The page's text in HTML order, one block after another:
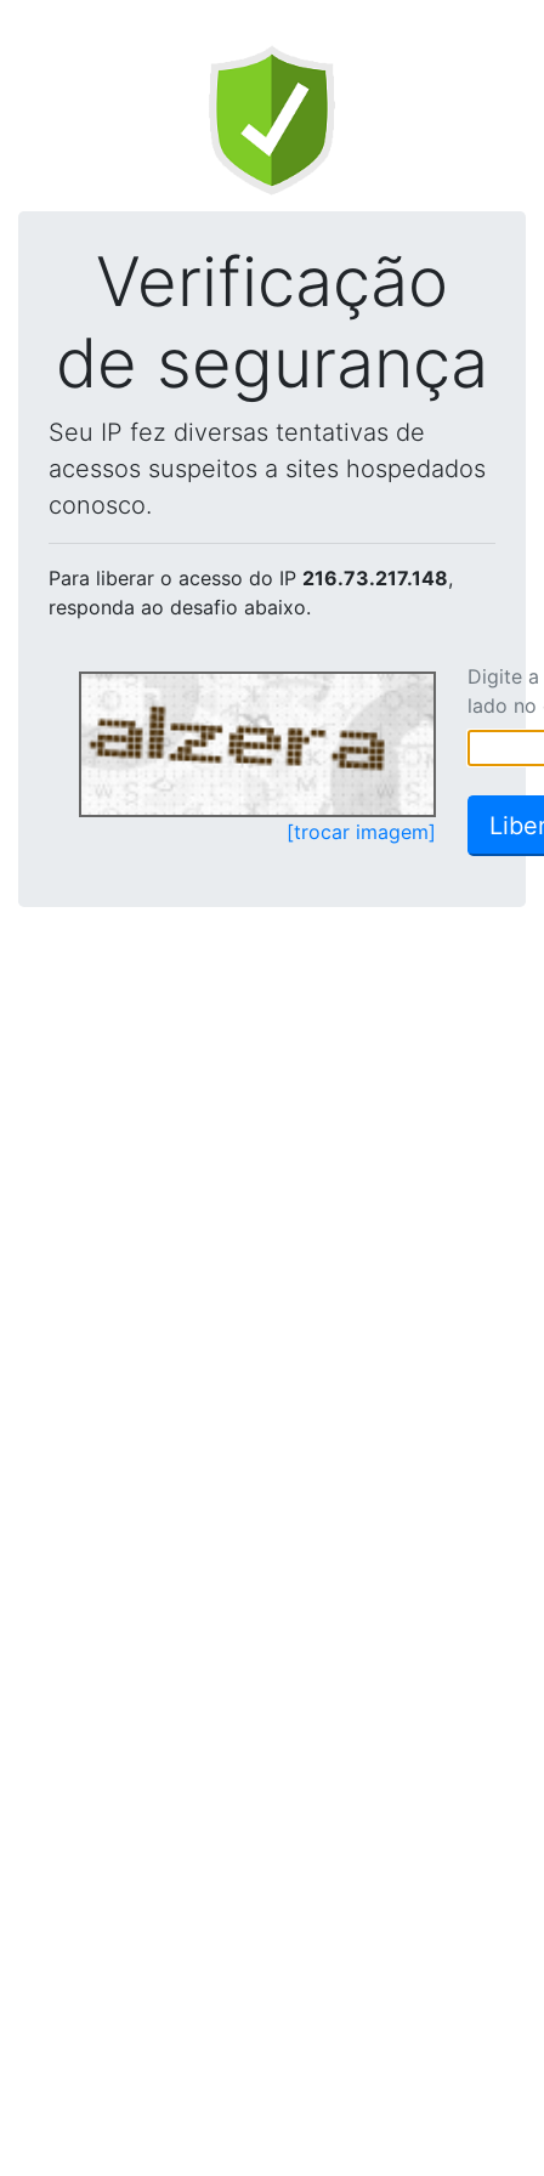
Verificação
de segurança
Seu IP fez diversas tentativas de
acessos suspeitos a sites hospedados
conosco.
Para liberar o acesso do IP 216.73.217.148,
responda ao desafio abaixo.
[trocar imagem]
Digite
lado no